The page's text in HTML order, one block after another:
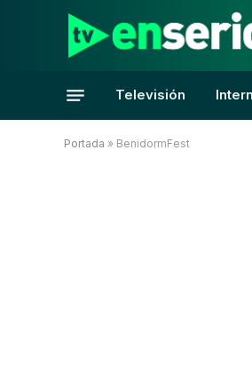
Televisión
Portada » BenidormFest